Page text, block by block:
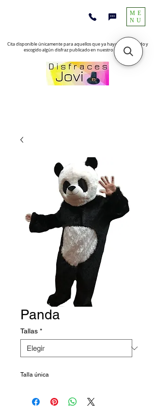
Cita disponible únicamente para aquellos que ya hayan encontrado y
escogido algún disfraz publicado en nuestro sitio web
ME
NU
Panda
Tallas *
Talla única